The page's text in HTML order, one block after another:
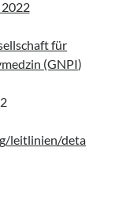
der DGAI
2022
für
(GNPI)
leitlinien/deta